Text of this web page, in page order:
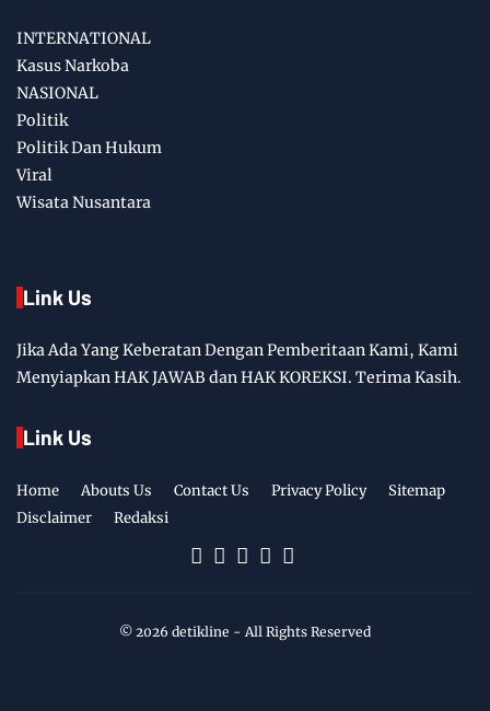
INTERNATIONAL
Kasus Narkoba
NASIONAL
Politik
Politik Dan Hukum
Viral
Wisata Nusantara
Link Us
Jika Ada Yang Keberatan Dengan Pemberitaan Kami, Kami
Menyiapkan HAK JAWAB dan HAK KOREKSI. Terima Kasih.
Link Us
Home Abouts Us Contact Us Privacy Policy
Sitemap
Disclaimer
Redaksi
© 2026 detikline - All Rights Reserved